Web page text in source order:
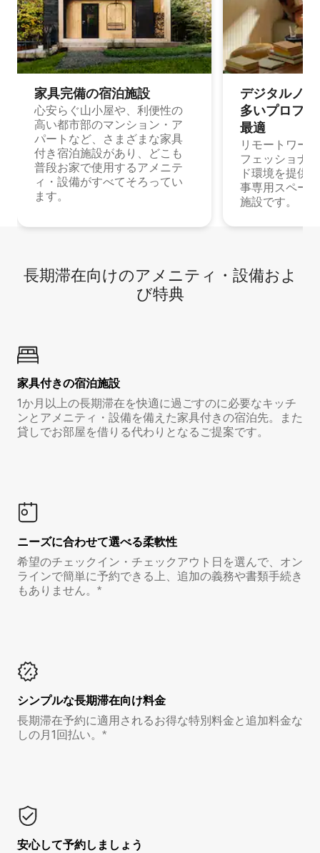
家具完備の宿⁠泊⁠施⁠設
心安らぐ山小屋や、利便性の
高い都市部のマンション・ア
パートなど、さまざまな家具
付き宿泊施設があり、どこも
普段お家で使用するアメニテ
ィ・設備がすべてそろってい
ます。
デジタルノ
多⁠いプ⁠ロ⁠フ⁠
最⁠適
リモートワー
フェッショナ
ド環境を提供
事専用スペー
施設です。
長期滞在向け⁠のア⁠メ⁠ニ⁠テ⁠ィ⁠・設⁠備⁠およ
び特⁠典
家具付き⁠の宿⁠泊⁠施⁠設
1か月以上の長期滞在を快適に過ごすのに必要なキッチ
ンとアメニティ・設備を備えた家具付きの宿泊先。また
貸しでお部屋を借りる代わりとなるご提案です。
ニーズに合わせて選べる柔軟性
希望のチェックイン・チェックアウト日を選んで、オン
ラインで簡単に予約できる上、追加の義務や書類手続き
もありません。*
シンプルな長期滞在向け料金
長期滞在予約に適用されるお得な特別料金と追加料金な
しの月1回払い。*
安心して予約しましょう